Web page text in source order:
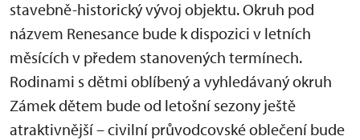
stavebně-historický vývoj objektu. Okruh pod
názvem Renesance bude k dispozici v letních
měsících v předem stanovených termínech.
Rodinami s dětmi oblíbený a vyhledávaný okruh
Zámek dětem bude od letošní sezony ještě
atraktivnější – civilní průvodcovské oblečení bude